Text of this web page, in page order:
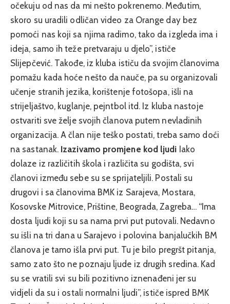
očekuju od nas da mi nešto pokrenemo. Međutim,
skoro su uradili odličan video za Orange day bez
pomoći nas koji sa njima radimo, tako da izgleda ima i
ideja, samo ih teže pretvaraju u djelo”, ističe
Slijepčević. Takođe, iz kluba ističu da svojim članovima
pomažu kada hoće nešto da nauče, pa su organizovali
učenje stranih jezika, korištenje fotošopa, išli na
strijeljaštvo, kuglanje, pejntbol itd. Iz kluba nastoje
ostvariti sve želje svojih članova putem nevladinih
organizacija. A član nije teško postati, treba samo doći
na sastanak. Izazivamo promjene kod ljudi Iako
dolaze iz različitih škola i različita su godišta, svi
članovi između sebe su se sprijateljili. Postali su
drugovi i sa članovima BMK iz Sarajeva, Mostara,
Kosovske Mitrovice, Prištine, Beograda, Zagreba… “Ima
dosta ljudi koji su sa nama prvi put putovali. Nedavno
su išli na tri dana u Sarajevo i polovina banjalučkih BM
članova je tamo išla prvi put. Tu je bilo pregršt pitanja,
samo zato što ne poznaju ljude iz drugih sredina. Kad
su se vratili svi su bili pozitivno iznenađeni jer su
vidjeli da su i ostali normalni ljudi”, ističe ispred BMK